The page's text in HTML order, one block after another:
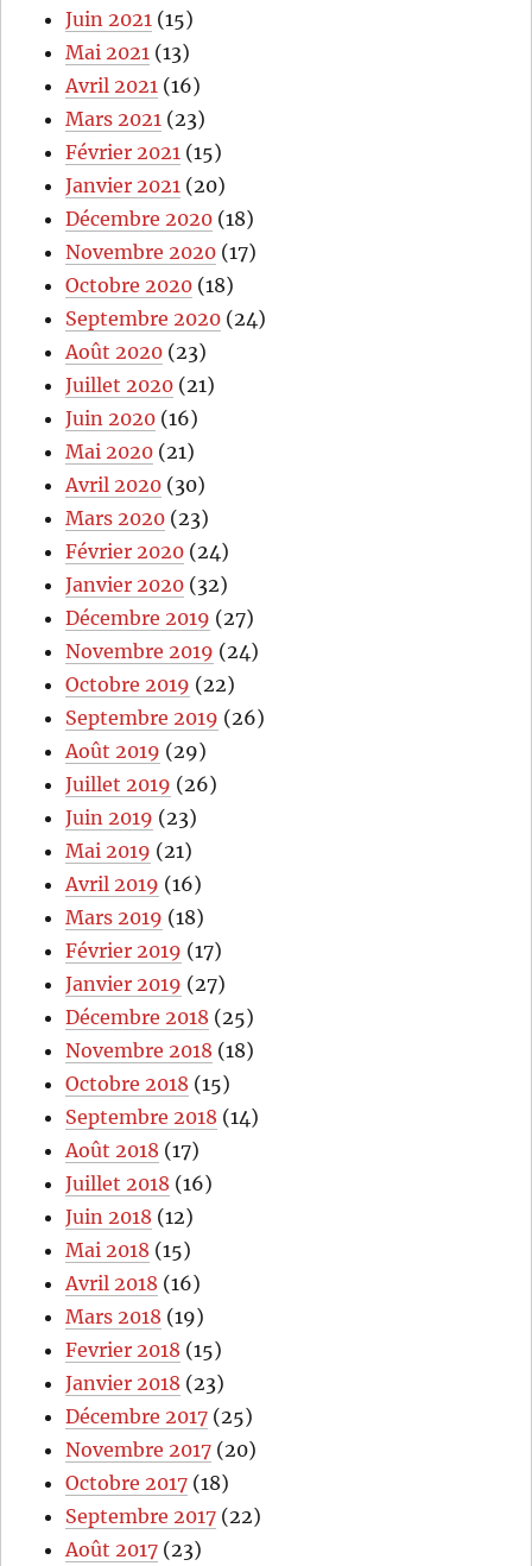
Juin 2021 (15)
Mai 2021 (13)
Avril 2021 (16)
Mars 2021 (23)
Février 2021 (15)
Janvier 2021 (20)
Décembre 2020 (18)
Novembre 2020 (17)
Octobre 2020 (18)
Septembre 2020 (24)
Août 2020 (23)
Juillet 2020 (21)
Juin 2020 (16)
Mai 2020 (21)
Avril 2020 (30)
Mars 2020 (23)
Février 2020 (24)
Janvier 2020 (32)
Décembre 2019 (27)
Novembre 2019 (24)
Octobre 2019 (22)
Septembre 2019 (26)
Août 2019 (29)
Juillet 2019 (26)
Juin 2019 (23)
Mai 2019 (21)
Avril 2019 (16)
Mars 2019 (18)
Février 2019 (17)
Janvier 2019 (27)
Décembre 2018 (25)
Novembre 2018 (18)
Octobre 2018 (15)
Septembre 2018 (14)
Août 2018 (17)
Juillet 2018 (16)
Juin 2018 (12)
Mai 2018 (15)
Avril 2018 (16)
Mars 2018 (19)
Fevrier 2018 (15)
Janvier 2018 (23)
Décembre 2017 (25)
Novembre 2017 (20)
Octobre 2017 (18)
Septembre 2017 (22)
Août 2017 (23)